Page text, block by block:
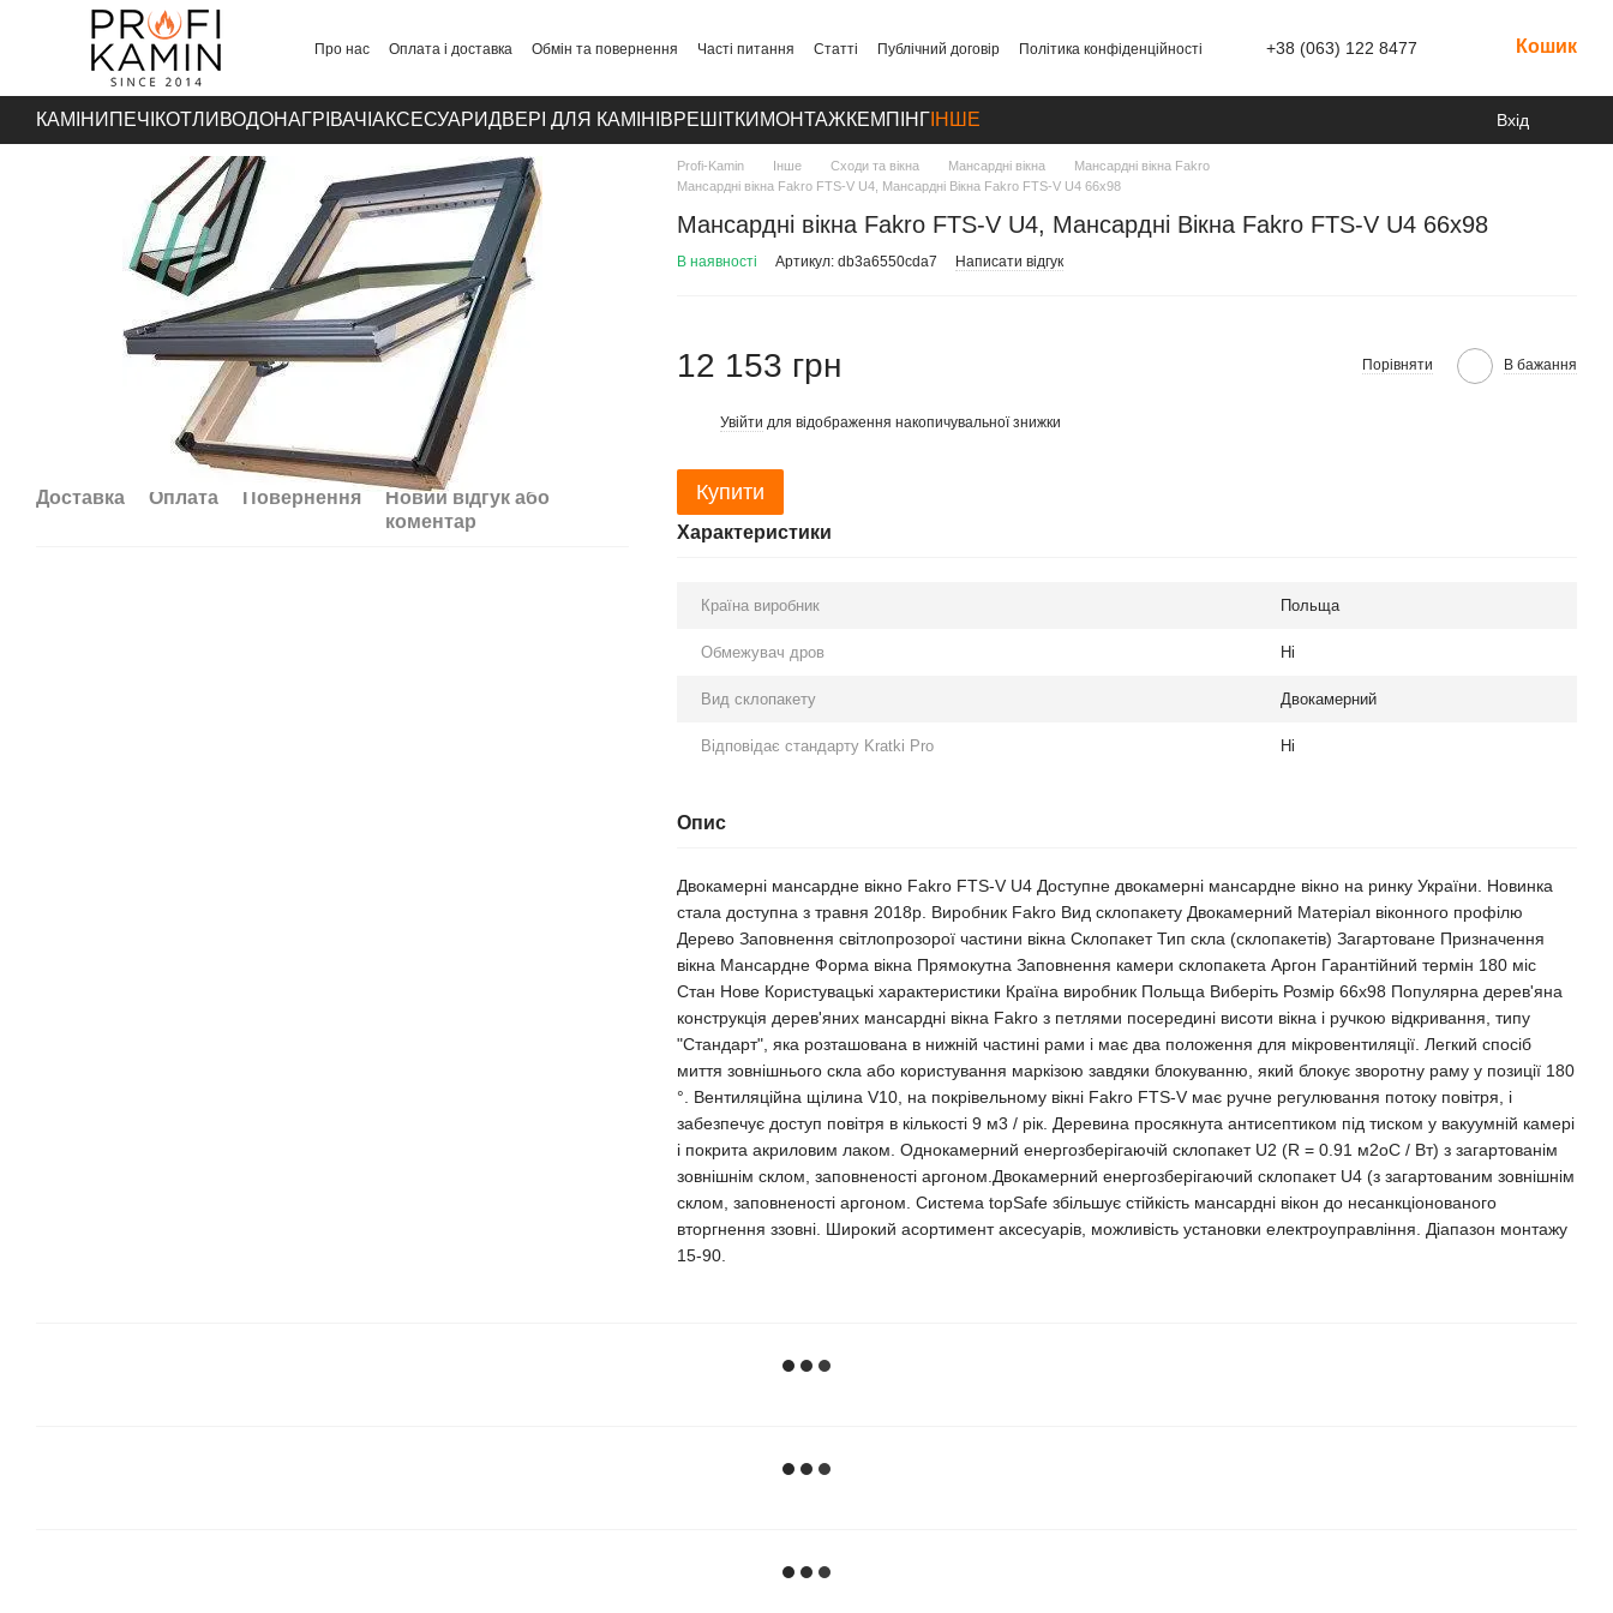
Перейти до основного контенту
Про нас Оплата і доставка Обмін та повернення Часті питання Статті Публічний договір
Політика конфіденційності
+38 (063) 122 8477 Кошик
КАМІНИ ПЕЧІ КОТЛИ ВОДОНАГРІВАЧІ АКСЕСУАРИДВЕРІ ДЛЯ КАМІНІВРЕШІТКИ МОНТАЖКЕМПІНГ ІНШЕ Вхід
Доставка Оплата Повернення
Новий відгук або
коментар
Profi-Kamin Інше Сходи та вікна Мансардні вікна
Мансардні вікна Fakro
Мансардні вікна Fakro FTS-V U4, Мансардні Вікна Fakro FTS-V U4 66x98
Мансардні вікна Fakro FTS-V U4, Мансардні Вікна Fakro FTS-V U4 66x98
В наявності Артикул: db3a6550cda7 Написати відгук
12 153 грн Порівняти В бажання
Увійти для відображення накопичувальної знижки
Купити
Характеристики
Країна виробник Польща
Обмежувач дров Ні
Вид склопакету Двокамерний
Відповідає стандарту Kratki Pro Ні
Опис
Двокамерні мансардне вікно Fakro FTS-V U4 Доступне двокамерні мансардне вікно на ринку України. Новинка
стала доступна з травня 2018р. Виробник Fakro Вид склопакету Двокамерний Матеріал віконного профілю
Дерево Заповнення світлопрозорої частини вікна Склопакет Тип скла (склопакетів) Загартоване Призначення
вікна Мансардне Форма вікна Прямокутна Заповнення камери склопакета Аргон Гарантійний термін 180 міс
Стан Нове Користувацькі характеристики Країна виробник Польща Виберіть Розмір 66x98 Популярна дерев'яна
конструкція дерев'яних мансардні вікна Fakro з петлями посередині висоти вікна і ручкою відкривання, типу
"Стандарт", яка розташована в нижній частині рами і має два положення для мікровентиляції. Легкий спосіб
миття зовнішнього скла або користування маркізою завдяки блокуванню, який блокує зворотну раму у позиції 180
°. Вентиляційна щілина V10, на покрівельному вікні Fakro FTS-V має ручне регулювання потоку повітря, і
забезпечує доступ повітря в кількості 9 м3 / рік. Деревина просякнута антисептиком під тиском у вакуумній камері
і покрита акриловим лаком. Однокамерний енергозберігаючій склопакет U2 (R = 0.91 м2оС / Вт) з загартованім
зовнішнім склом, заповненості аргоном.Двокамерний енергозберігаючий склопакет U4 (з загартованим зовнішнім
склом, заповненості аргоном. Система topSafe збільшує стійкість мансардні вікон до несанкціонованого
вторгнення ззовні. Широкий асортимент аксесуарів, можливість установки електроуправління. Діапазон монтажу
15-90.